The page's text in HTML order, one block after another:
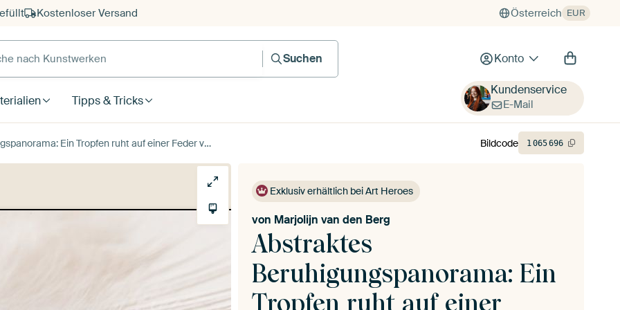
Kostenloser Versand Österreich EUR
nach Kunstwerken
Suchen
Konto
Tipps & Tricks
Kundenservice
E-Mail
Ein Tropfen ruht auf einer Feder von Marjolijn van den Berg
Exklusiv erhältlich bei Art Heroes
Abstraktes
Beruhigungspanorama: Ein
Tropfen ruht auf einer
von Marjolijn van den Berg
Bildcode 1065696